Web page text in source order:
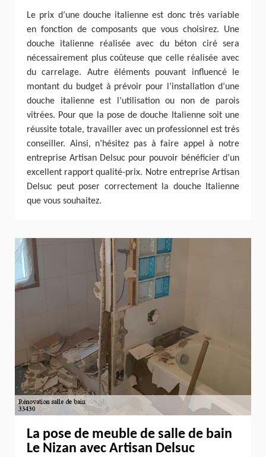
Le prix d’une douche italienne est donc très variable
en fonction de composants que vous choisirez. Une
douche italienne réalisée avec du béton ciré sera
nécessairement plus coûteuse que celle réalisée avec
du carrelage. Autre éléments pouvant influencé le
montant du budget à prévoir pour l’installation d’une
douche italienne est l’utilisation ou non de parois
vitrées. Pour que la pose de douche Italienne soit une
réussite totale, travailler avec un professionnel est très
conseiller. Ainsi, n’hésitez pas à faire appel à notre
entreprise Artisan Delsuc pour pouvoir bénéficier d’un
excellent rapport qualité-prix. Notre entreprise Artisan
Delsuc peut poser correctement la douche Italienne
que vous souhaitez.
La pose de meuble de salle de bain
Le Nizan avec Artisan Delsuc